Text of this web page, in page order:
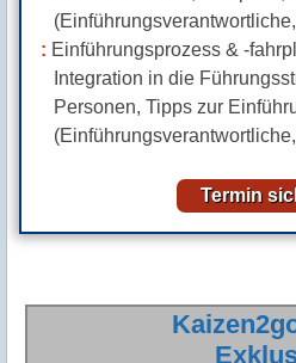
Einführungsprozess & -
Integration in die
Personen, Tipps zur
Termin